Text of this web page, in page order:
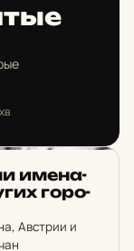
име­на­
го­ро­
Австрии и